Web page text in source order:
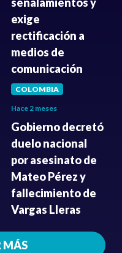
exige
rectificación a
medios de
comunicación
COLOMBIA
Hace 2 meses
Gobierno decretó
duelo nacional
por asesinato de
Mateo Pérez y
fallecimiento de
Vargas Lleras
MÁS